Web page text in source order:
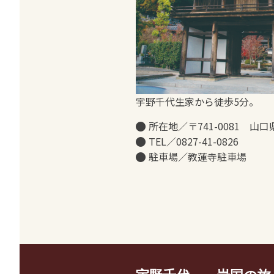
宇野千代生家から徒歩5分。
所在地／〒741-0081 山口
TEL／0827-41-0826
駐車場／教蓮寺駐車場